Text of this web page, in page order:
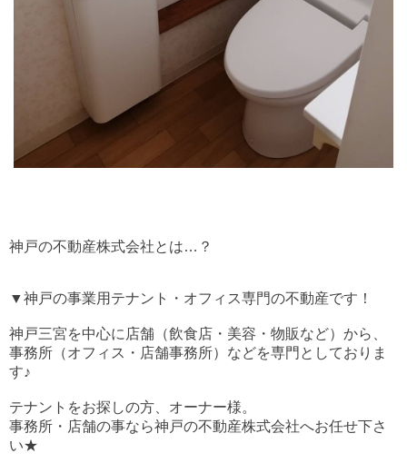
神戸の不動産株式会社とは…？
▼神戸の事業用テナント・オフィス専門の不動産です！
神戸三宮を中心に店舗（飲食店・美容・物販など）から、
事務所（オフィス・店舗事務所）などを専門としておりま
す♪
テナントをお探しの方、オーナー様。
事務所・店舗の事なら神戸の不動産株式会社へお任せ下さ
い★